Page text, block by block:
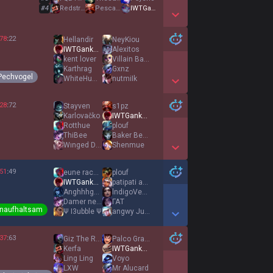
#4
Show More Detail Games
78:22
Hellandir
IWTGankYou
kent lover
Karthrag
WhiteHuman
NeyKiou
Alexitos
Villain Bankai
Gxnz
nutmiIk
Show More Detail Games
28:72
Stayven
Karlovačko
Rotthue
ThiBee
Wınged Dragon Ra
s1pz
IWTGankYou
plouf
Baker Behner
Shenmue
Show More Detail Games
51 :49
eune racecar
IWTGankYou
Anghhhghh Unghhh
Damer nedlagt 0
Ψ I3ubble Ψ
plouf
patipati activoo
lndigoVenusian
ΓΑΤ
angwy Julia
Show More Detail Games
37:63
Giz The Remaker
Kerfa
Ling Ling
LXW
Palco Granko
IWTGankYou
Voyo
Mr Alucard